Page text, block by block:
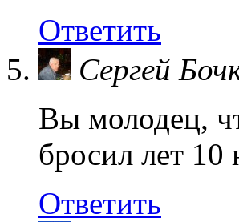
Ответить
Сергей
Вы молодец,
бросил лет 10
Ответить